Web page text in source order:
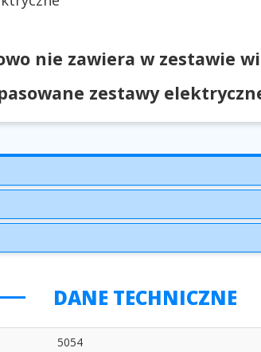
nie zawiera w zestawie
zestawy
DANE TECHNICZNE
5054